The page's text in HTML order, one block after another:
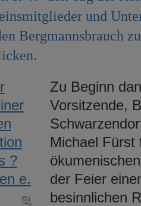
und
Bergmannsbrauch
Zu Beginn
Vorsitzende,
Michael Fürst
der Feier
besinnlichen